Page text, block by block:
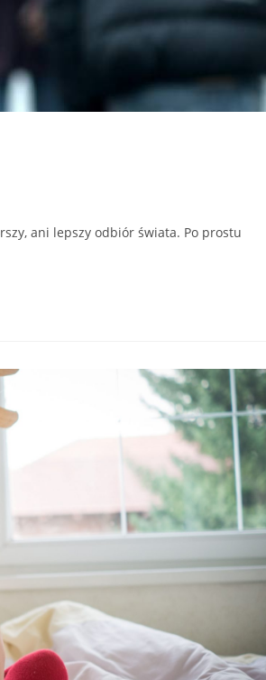
ani lepszy odbiór świata. Po prostu